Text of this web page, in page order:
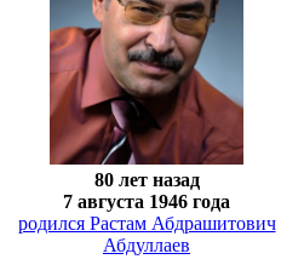
80 лет назад
7 августа 1946 года
родился Растам Абдрашитович
Абдуллаев